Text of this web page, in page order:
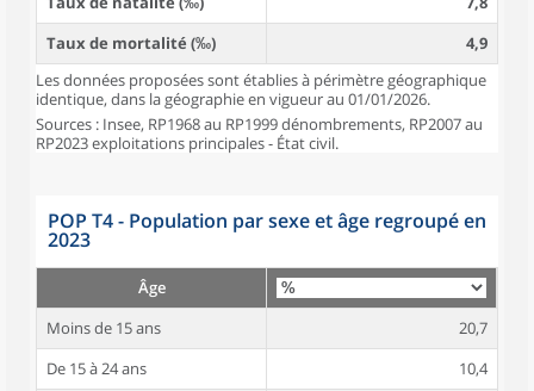
Taux de mortalité (‰)
4,9
Les données proposées sont établies à périmètre géographique
identique, dans la géographie en vigueur au 01/01/2026.
Sources : Insee, RP1968 au RP1999 dénombrements, RP2007 au
RP2023 exploitations principales - État civil.
POP T4 - Population par sexe et âge regroupé en
2023
Âge
Moins de 15 ans
20,7
De 15 à 24 ans
10,4